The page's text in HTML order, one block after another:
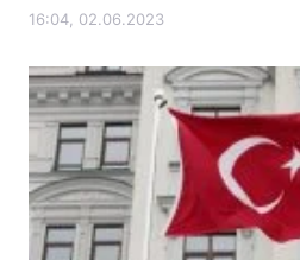
16:04, 02.06.2023